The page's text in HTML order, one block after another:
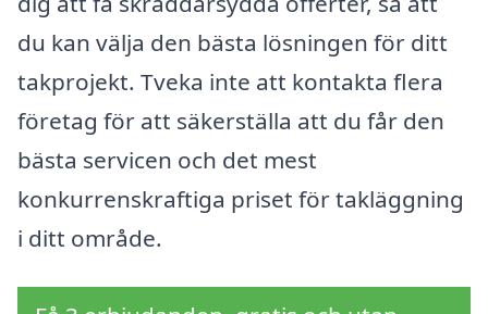
du kan välja den bästa lösningen för ditt
takprojekt. Tveka inte att kontakta flera
företag för att säkerställa att du får den
bästa servicen och det mest
konkurrenskraftiga priset för takläggning
i ditt område.